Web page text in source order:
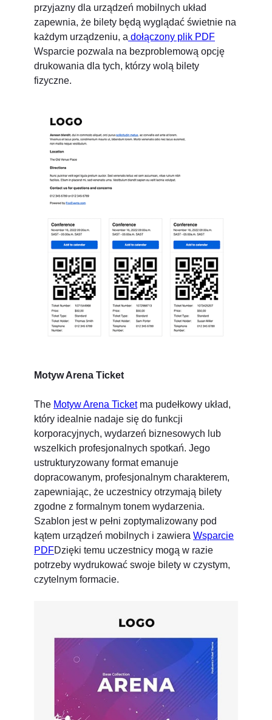
przyjazny dla urządzeń mobilnych układ
zapewnia, że bilety będą wyglądać świetnie na
każdym urządzeniu, a dołączony plik PDF
Wsparcie pozwala na bezproblemową opcję
drukowania dla tych, którzy wolą bilety
fizyczne.
Motyw Arena Ticket
The Motyw Arena Ticketma pudełkowy układ,
który idealnie nadaje się do funkcji
korporacyjnych, wydarzeń biznesowych lub
wszelkich profesjonalnych spotkań. Jego
ustrukturyzowany format emanuje
dopracowanym, profesjonalnym charakterem,
zapewniając, że uczestnicy otrzymają bilety
zgodne z formalnym tonem wydarzenia.
Szablon jest w pełni zoptymalizowany pod
kątem urządzeń mobilnych i zawiera Wsparcie
PDFDzięki temu uczestnicy mogą w razie
potrzeby wydrukować swoje bilety w czystym,
czytelnym formacie.